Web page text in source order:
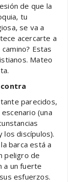
de que la
tu
se va a
acercarte a
Estas
Mateo
parecidos,
(una
los discípulos).
barca está a
peligro de
a un fuerte
esfuerzos.